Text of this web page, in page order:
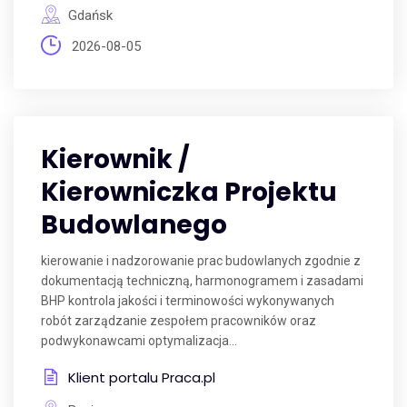
Gdańsk
2026-08-05
Kierownik /
Kierowniczka Projektu
Budowlanego
kierowanie i nadzorowanie prac budowlanych zgodnie z
dokumentacją techniczną, harmonogramem i zasadami
BHP kontrola jakości i terminowości wykonywanych
robót zarządzanie zespołem pracowników oraz
podwykonawcami optymalizacja...
Klient portalu Praca.pl